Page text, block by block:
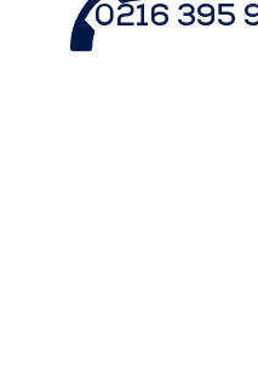
0216 395